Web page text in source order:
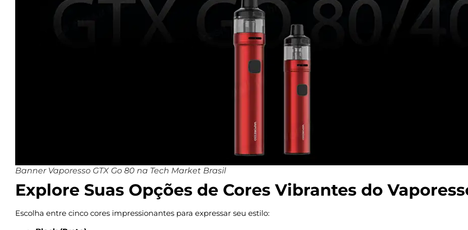
Banner Vaporesso GTX Go 80 na Tech Market Brasil
Explore Suas Opções de Cores Vibrantes do
Escolha entre cinco cores impressionantes para expressar seu estilo: